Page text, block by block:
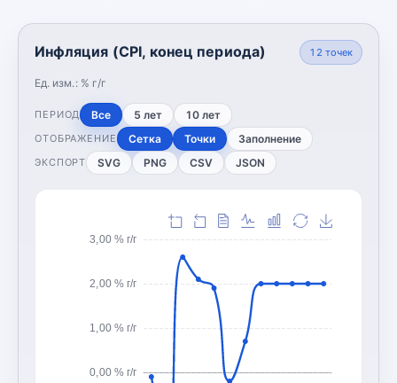
Инфляция (CPI, конец периода)
Ед. изм.: % г/г
12 точек
ПЕРИОД Все 5 лет 10 лет
ОТОБРАЖЕНИЕ Сетка Точки Заполнение
ЭКСПОРТ SVG PNG CSV JSON
0,00 % г/г
1,00 % г/г
2,00 % г/г
3,00 % г/г